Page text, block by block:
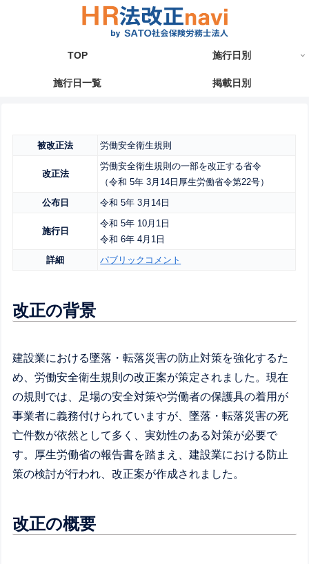
TOP 施行日別
施行日一覧 掲載日別
被改正法 労働安全衛生規則
改正法
労働安全衛生規則の一部を改正する省令
（令和 5年 3月14日厚生労働省令第22号）
公布日
令和 5年 3月14日
施行日
令和 5年 10月1日
令和 6年 4月1日
詳細
パブリックコメント
改正の背景
建設業における墜落・転落災害の防止対策を強化するた
め、労働安全衛生規則の改正案が策定されました。現在
の規則では、足場の安全対策や労働者の保護具の着用が
事業者に義務付けられていますが、墜落・転落災害の死
亡件数が依然として多く、実効性のある対策が必要で
す。厚生労働省の報告書を踏まえ、建設業における防止
策の検討が行われ、改正案が作成されました。
改正の概要